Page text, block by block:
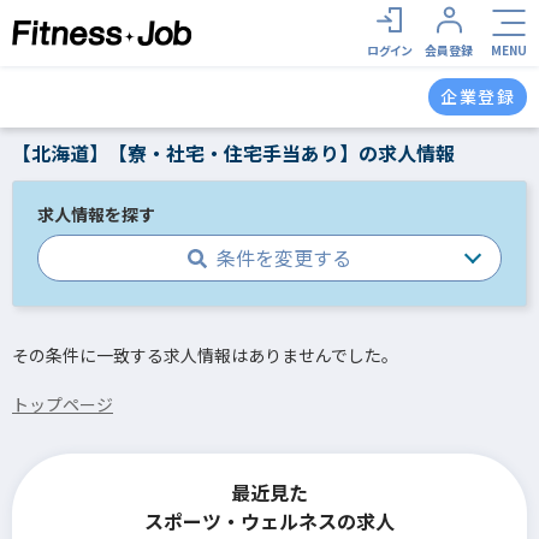
ログイン 会員登録 MENU
企業登録
【北海道】【寮・社宅・住宅手当あり】の求人情報
求人情報を探す
条件を変更する
その条件に一致する求人情報はありませんでした。
トップページ
最近見た
スポーツ・ウェルネスの求人